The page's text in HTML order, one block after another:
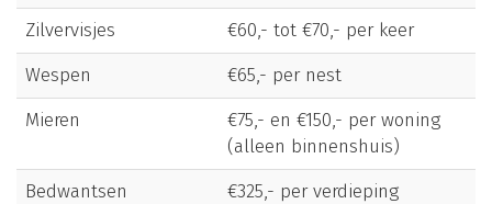
Zilvervisjes
€60,- tot €70,- per keer
Wespen
€65,- per nest
Mieren
€75,- en €150,- per woning
(alleen binnenshuis)
Bedwantsen
€325,- per verdieping